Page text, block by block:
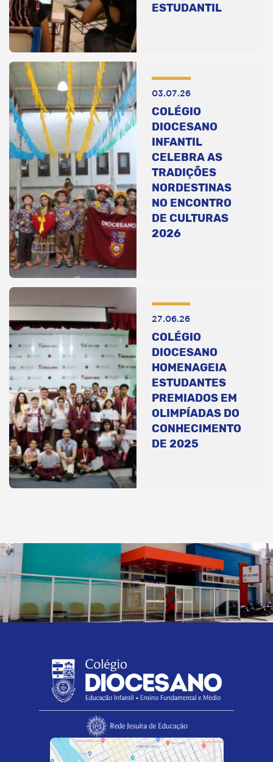
ESTUDANTIL
03.07.26
COLÉGIO
DIOCESANO
INFANTIL
CELEBRA AS
TRADIÇÕES
NORDESTINAS
NO ENCONTRO
DE CULTURAS
2026
27.06.26
COLÉGIO
DIOCESANO
HOMENAGEIA
ESTUDANTES
PREMIADOS EM
OLIMPÍADAS DO
CONHECIMENTO
DE 2025